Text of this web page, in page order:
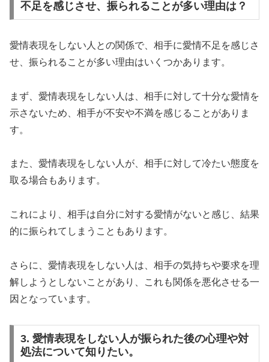
不足を感じさせ、振られることが多い理由は？
愛情表現をしない人との関係で、相手に愛情不足を感じさ
せ、振られることが多い理由はいくつかあります。
まず、愛情表現をしない人は、相手に対して十分な愛情を
示さないため、相手が不安や不満を感じることがありま
す。
また、愛情表現をしない人が、相手に対して冷たい態度を
取る場合もあります。
これにより、相手は自分に対する愛情がないと感じ、結果
的に振られてしまうこともあります。
さらに、愛情表現をしない人は、相手の気持ちや要求を理
解しようとしないことがあり、これも関係を悪化させる一
因となっています。
3. 愛情表現をしない人が振られた後の心理や対
処法について知りたい。